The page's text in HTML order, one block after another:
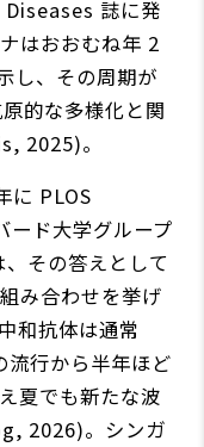
誌に発
はおおむね年 2
し、その周期が
的な多様化と関
2025)。
に PLOS
ド大学グループ
その答えとして
み合わせを挙げ
和抗体は通常
行から半年ほど
夏でも新たな波
2026)。シンガ